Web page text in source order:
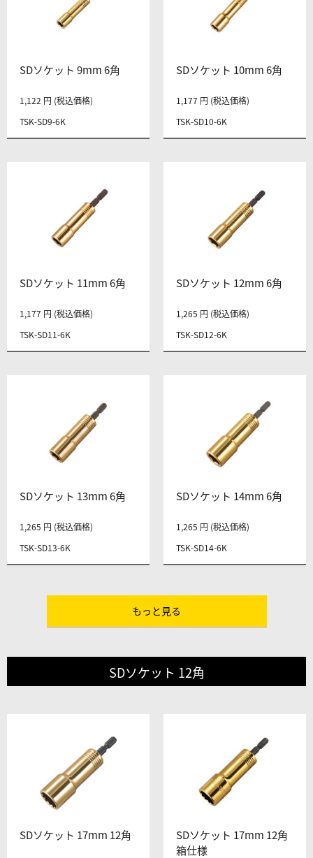
SDソケット 9mm 6角
TSK-SD9-6K
1,122 円 (税込価格)
SDソケット 10mm 6角
TSK-SD10-6K
1,177 円 (税込価格)
SDソケット 11mm 6角
TSK-SD11-6K
1,177 円 (税込価格)
SDソケット 12mm 6角
TSK-SD12-6K
1,265 円 (税込価格)
SDソケット 13mm 6角
TSK-SD13-6K
1,265 円 (税込価格)
SDソケット 14mm 6角
TSK-SD14-6K
1,265 円 (税込価格)
もっと見る
SDソケット 12角
SDソケット 17mm 12角
SDソケット 17mm 12角
箱仕様